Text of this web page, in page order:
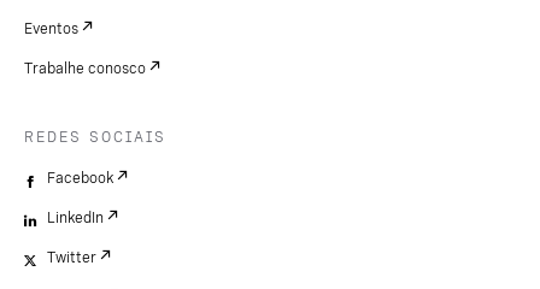
Eventos
Trabalhe conosco
REDES SOCIAIS
Facebook
LinkedIn
Twitter